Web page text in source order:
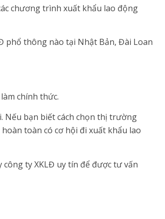
chương trình xuất khẩu lao động
phổ thông nào tại Nhật Bản, Đài Loan
chính thức.
Nếu bạn biết cách chọn thị trường
toàn có cơ hội đi xuất khẩu lao
ty XKLĐ uy tín để được tư vấn